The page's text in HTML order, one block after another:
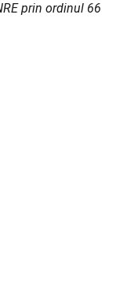
prin ordinul 66